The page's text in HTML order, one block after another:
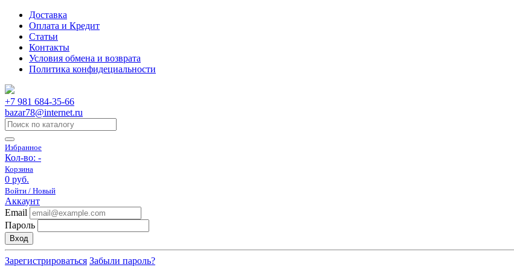
Доставка
Оплата и Кредит
Статьи
Контакты
Условия обмена и возврата
Политика конфидециальности
+7 981 684-35-66
bazar78@internet.ru
Избранное
Кол-во: -
Корзина
0 руб.
Войти / Новый
Аккаунт
Email
Пароль
Вход
Зарегистрироваться Забыли пароль?